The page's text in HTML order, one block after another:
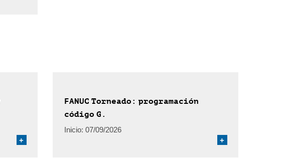
+
FANUC Torneado: programación
código G.
Inicio: 07/09/2026
+